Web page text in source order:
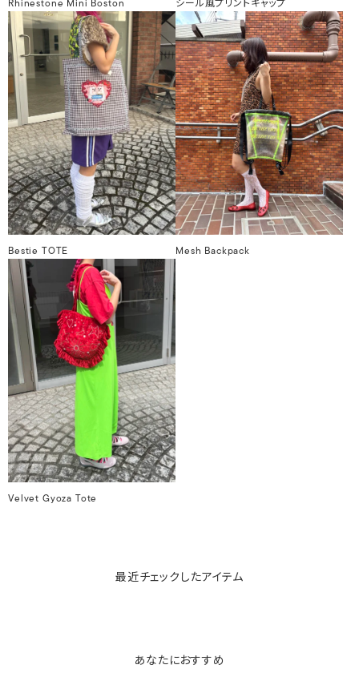
Rhinestone Mini Boston シール風プリントキャップ
Bestie TOTE Mesh Backpack
Velvet Gyoza Tote
最近チェックしたアイテム
あなたにおすすめ